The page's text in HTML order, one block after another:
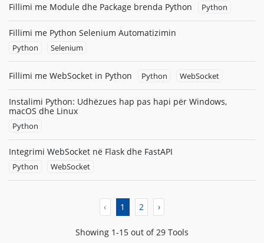
Fillimi me Module dhe Package brenda Python Python
Fillimi me Python Selenium Automatizimin
Python Selenium
Fillimi me WebSocket in Python Python WebSocket
Instalimi Python: Udhëzues hap pas hapi për Windows,
macOS dhe Linux
Python
Integrimi WebSocket në Flask dhe FastAPI
Python WebSocket
‹ 1 2 ›
Showing 1-15 out of 29 Tools